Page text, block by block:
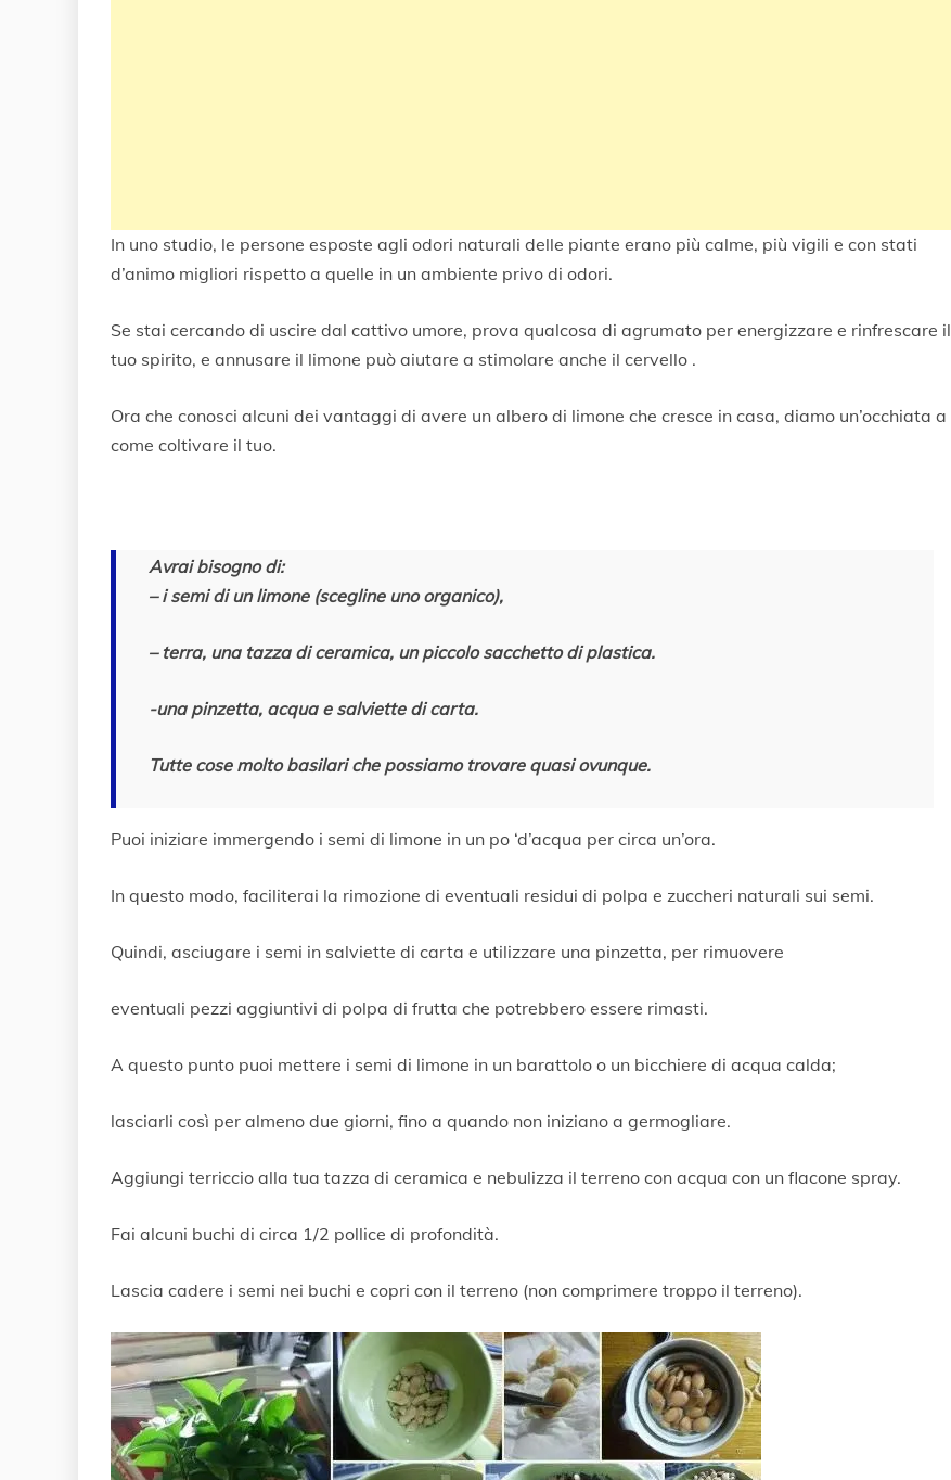
In uno studio, le persone esposte agli odori naturali delle piante erano più calme, più vigili e con stati
d’animo migliori rispetto a quelle in un ambiente privo di odori.
Se stai cercando di uscire dal cattivo umore, prova qualcosa di agrumato per energizzare e rinfrescare il
tuo spirito, e annusare il limone può aiutare a stimolare anche il cervello .
Ora che conosci alcuni dei vantaggi di avere un albero di limone che cresce in casa, diamo un’occhiata a
come coltivare il tuo.
Avrai bisogno di:
– i semi di un limone (scegline uno organico),
– terra, una tazza di ceramica, un piccolo sacchetto di plastica.
-una pinzetta, acqua e salviette di carta.
Tutte cose molto basilari che possiamo trovare quasi ovunque.
Puoi iniziare immergendo i semi di limone in un po ‘d’acqua per circa un’ora.
In questo modo, faciliterai la rimozione di eventuali residui di polpa e zuccheri naturali sui semi.
Quindi, asciugare i semi in salviette di carta e utilizzare una pinzetta, per rimuovere
eventuali pezzi aggiuntivi di polpa di frutta che potrebbero essere rimasti.
A questo punto puoi mettere i semi di limone in un barattolo o un bicchiere di acqua calda;
lasciarli così per almeno due giorni, fino a quando non iniziano a germogliare.
Aggiungi terriccio alla tua tazza di ceramica e nebulizza il terreno con acqua con un flacone spray.
Fai alcuni buchi di circa 1/2 pollice di profondità.
Lascia cadere i semi nei buchi e copri con il terreno (non comprimere troppo il terreno).